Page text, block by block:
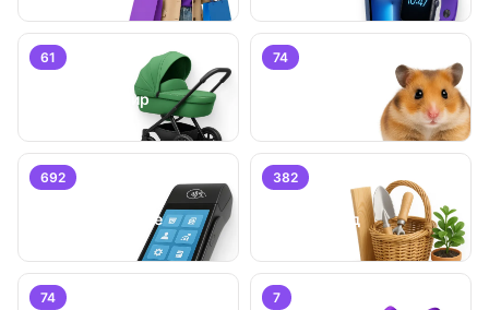
61
Детский мир
74
692
Оборудование
382
Дом и сад
74 7